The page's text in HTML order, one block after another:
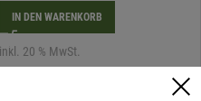
IN DEN WARENKORB
inkl. 20 % MwSt.